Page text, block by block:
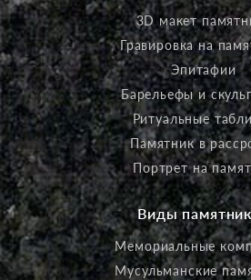
3D макет
Гравировка на
Эпитафии
Барельефы и
Ритуальные
Памятник в
Портрет на
Виды
Мемориальные
Мусульманские